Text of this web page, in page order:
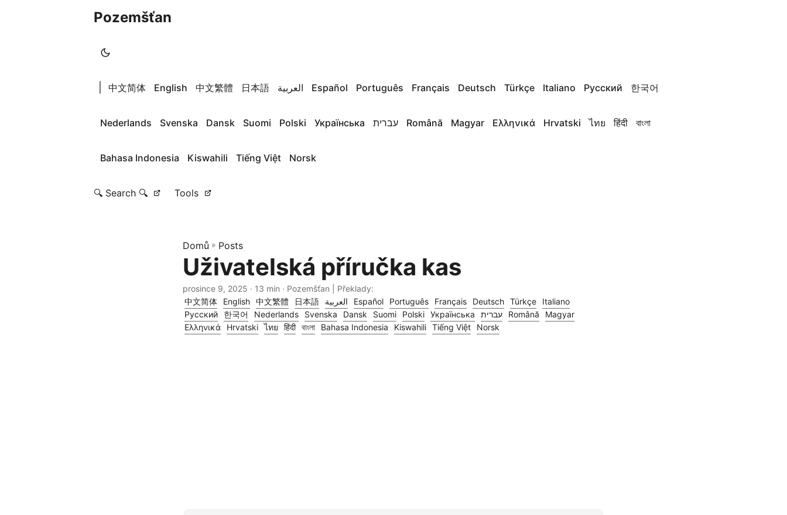
Pozemšťan
中文简体 English 中文繁體 日本語 العربية Español Português Français Deutsch Türkçe Italiano Русский 한국어
Nederlands Svenska Dansk Suomi Polski Українська עברית Română Magyar Ελληνικά Hrvatski ไทย हिंदी বাংলা
Bahasa Indonesia Kiswahili Tiếng Việt Norsk
🔍 Search 🔍 Tools
Domů » Posts
Uživatelská příručka kas
prosince 9, 2025 · 13 min · Pozemšťan | Překlady:
中文简体
English 中文繁體 日本語 العربية Español Português Français Deutsch Türkçe
Italiano
Русский
한국어 Nederlands Svenska Dansk Suomi Polski Українська עברית Română
Magyar
Ελληνικά
Hrvatski ไทย हिंदी বাংলা Bahasa Indonesia Kiswahili Tiếng Việt Norsk